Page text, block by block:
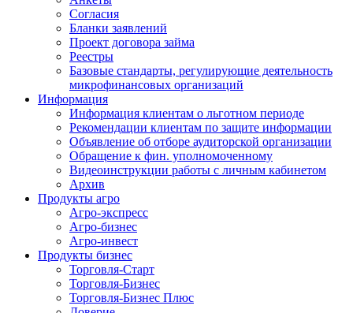
Согласия
Бланки заявлений
Проект договора займа
Реестры
Базовые стандарты, регулирующие деятельность
микрофинансовых организаций
Информация
Информация клиентам о льготном периоде
Рекомендации клиентам по защите информации
Объявление об отборе аудиторской организации
Обращение к фин. уполномоченному
Видеоинструкции работы с личным кабинетом
Архив
Продукты агро
Агро-экспресс
Агро-бизнес
Агро-инвест
Продукты бизнес
Торговля-Старт
Торговля-Бизнес
Торговля-Бизнес Плюс